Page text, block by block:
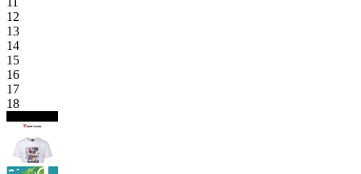
12
13
14
15
16
17
18